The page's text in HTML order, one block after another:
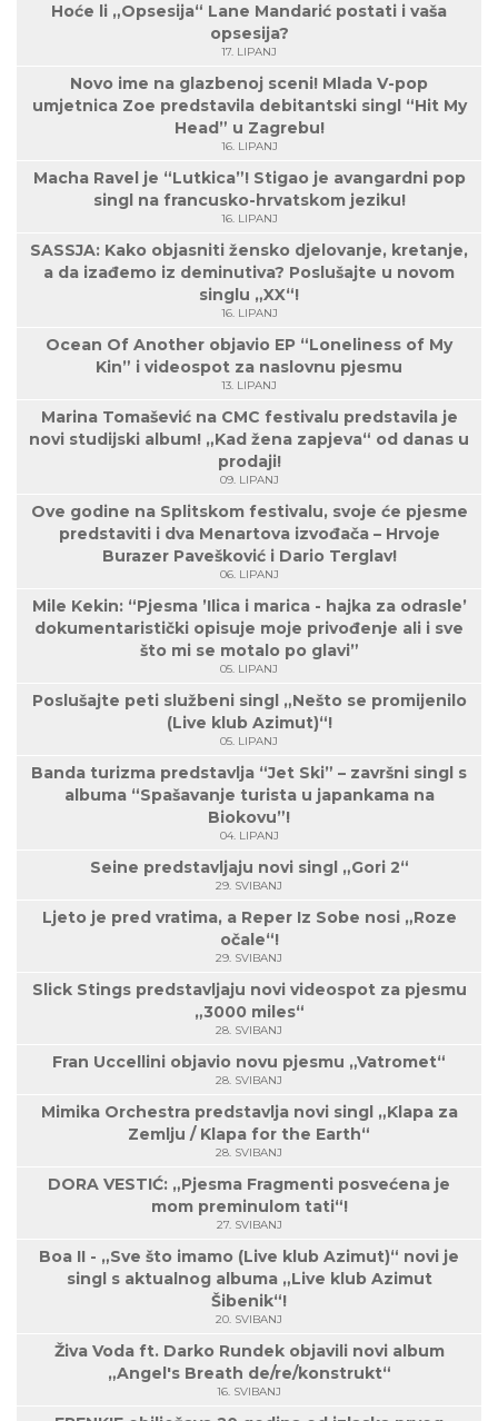
Hoće li „Opsesija“ Lane Mandarić postati i vaša
opsesija?
17. LIPANJ
Novo ime na glazbenoj sceni! Mlada V-pop
umjetnica Zoe predstavila debitantski singl “Hit My
Head” u Zagrebu!
16. LIPANJ
Macha Ravel je “Lutkica”! Stigao je avangardni pop
singl na francusko-hrvatskom jeziku!
16. LIPANJ
SASSJA: Kako objasniti žensko djelovanje, kretanje,
a da izađemo iz deminutiva? Poslušajte u novom
singlu „XX“!
16. LIPANJ
Ocean Of Another objavio EP “Loneliness of My
Kin” i videospot za naslovnu pjesmu
13. LIPANJ
Marina Tomašević na CMC festivalu predstavila je
novi studijski album! „Kad žena zapjeva“ od danas u
prodaji!
09. LIPANJ
Ove godine na Splitskom festivalu, svoje će pjesme
predstaviti i dva Menartova izvođača – Hrvoje
Burazer Pavešković i Dario Terglav!
06. LIPANJ
Mile Kekin: “Pjesma ’Ilica i marica - hajka za odrasle’
dokumentaristički opisuje moje privođenje ali i sve
što mi se motalo po glavi”
05. LIPANJ
Poslušajte peti službeni singl „Nešto se promijenilo
(Live klub Azimut)“!
05. LIPANJ
Banda turizma predstavlja “Jet Ski” – završni singl s
albuma “Spašavanje turista u japankama na
Biokovu”!
04. LIPANJ
Seine predstavljaju novi singl „Gori 2“
29. SVIBANJ
Ljeto je pred vratima, a Reper Iz Sobe nosi „Roze
očale“!
29. SVIBANJ
Slick Stings predstavljaju novi videospot za pjesmu
„3000 miles“
28. SVIBANJ
Fran Uccellini objavio novu pjesmu „Vatromet“
28. SVIBANJ
Mimika Orchestra predstavlja novi singl „Klapa za
Zemlju / Klapa for the Earth“
28. SVIBANJ
DORA VESTIĆ: „Pjesma Fragmenti posvećena je
mom preminulom tati“!
27. SVIBANJ
Boa II - „Sve što imamo (Live klub Azimut)“ novi je
singl s aktualnog albuma „Live klub Azimut
Šibenik“!
20. SVIBANJ
Živa Voda ft. Darko Rundek objavili novi album
„Angel's Breath de/re/konstrukt“
16. SVIBANJ